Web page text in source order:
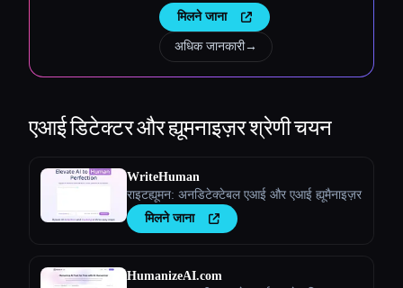
मिलने जाना
अधिक जानकारी→
एआई डिटेक्टर और ह्यूमनाइज़रश्रेणी चयन
WriteHuman
राइटह्यूमन: अनडिटेक्टेबल एआई और एआई ह्यूमैनाइज़र
मिलने जाना
HumanizeAI.com